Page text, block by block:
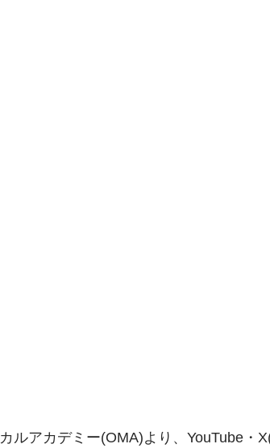
ルアカデミー(OMA)より、YouTube・